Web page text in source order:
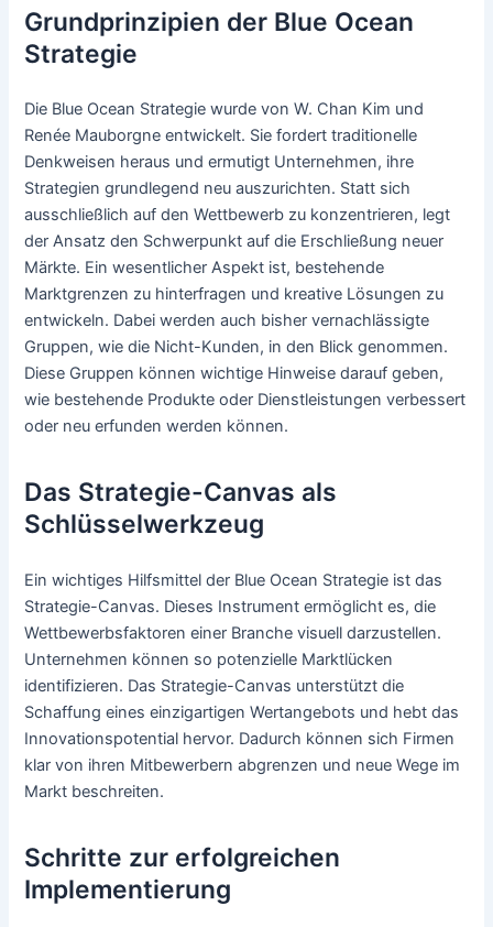
Grundprinzipien der Blue Ocean
Strategie
Die Blue Ocean Strategie wurde von W. Chan Kim und
Renée Mauborgne entwickelt. Sie fordert traditionelle
Denkweisen heraus und ermutigt Unternehmen, ihre
Strategien grundlegend neu auszurichten. Statt sich
ausschließlich auf den Wettbewerb zu konzentrieren, legt
der Ansatz den Schwerpunkt auf die Erschließung neuer
Märkte. Ein wesentlicher Aspekt ist, bestehende
Marktgrenzen zu hinterfragen und kreative Lösungen zu
entwickeln. Dabei werden auch bisher vernachlässigte
Gruppen, wie die Nicht-Kunden, in den Blick genommen.
Diese Gruppen können wichtige Hinweise darauf geben,
wie bestehende Produkte oder Dienstleistungen verbessert
oder neu erfunden werden können.
Das Strategie-Canvas als
Schlüsselwerkzeug
Ein wichtiges Hilfsmittel der Blue Ocean Strategie ist das
Strategie-Canvas. Dieses Instrument ermöglicht es, die
Wettbewerbsfaktoren einer Branche visuell darzustellen.
Unternehmen können so potenzielle Marktlücken
identifizieren. Das Strategie-Canvas unterstützt die
Schaffung eines einzigartigen Wertangebots und hebt das
Innovationspotential hervor. Dadurch können sich Firmen
klar von ihren Mitbewerbern abgrenzen und neue Wege im
Markt beschreiten.
Schritte zur erfolgreichen
Implementierung